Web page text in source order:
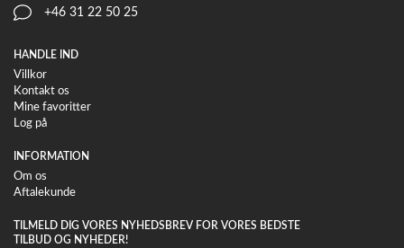
+46 31 22 50 25
HANDLE IND
Villkor
Kontakt os
Mine favoritter
Log på
INFORMATION
Om os
Aftalekunde
TILMELD DIG VORES NYHEDSBREV FOR VORES BEDSTE
TILBUD OG NYHEDER!